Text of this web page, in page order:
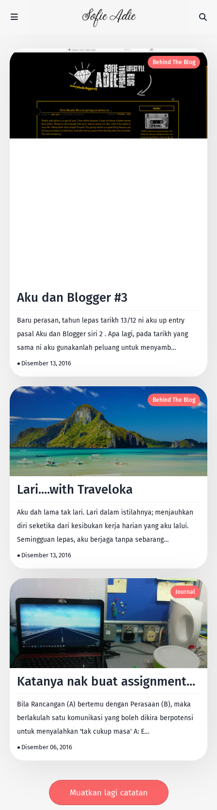
Behind The Blog
Aku dan Blogger #3
Baru perasan, tahun lepas tarikh 13/12 ni aku up entry
pasal Aku dan Blogger siri 2 . Apa lagi, pada tarikh yang
sama ni aku gunakanlah peluang untuk menyamb…
Disember 13, 2016
Behind The Blog
Lari....with Traveloka
Aku dah lama tak lari. Lari dalam istilahnya; menjauhkan
diri seketika dari kesibukan kerja harian yang aku lalui.
Semingguan lepas, aku berjaga tanpa sebarang…
Disember 13, 2016
Journal
Katanya nak buat assignment...
Bila Rancangan (A) bertemu dengan Perasaan (B), maka
berlakulah satu komunikasi yang boleh dikira berpotensi
untuk menyalahkan 'tak cukup masa' A: E…
Disember 06, 2016
Muatkan lagi catatan